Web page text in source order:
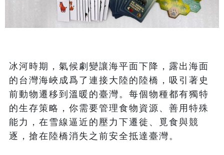
冰河時期，氣候劇變讓海平面下降，露出海面
的台灣海峽成爲了連接大陸的陸橋，吸引著史
前動物遷移到溫暖的臺灣。每個物種都有獨特
的生存策略，你需要管理食物資源、善用特殊
能力，在雪線逼近的壓力下遷徙、覓食與競
逐，搶在陸橋消失之前安全抵達臺灣。